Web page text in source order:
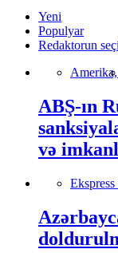
Yeni
Populyar
Redaktorun
Amerika,
ABŞ-ın
və